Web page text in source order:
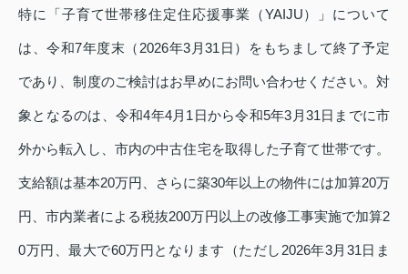
特に「子育て世帯移住定住応援事業（YAIJU）」について
は、令和7年度末（2026年3月31日）をもちまして終了予定
であり、制度のご検討はお早めにお問い合わせください。対
象となるのは、令和4年4月1日から令和5年3月31日までに市
外から転入し、市内の中古住宅を取得した子育て世帯です。
支給額は基本20万円、さらに築30年以上の物件には加算20万
円、市内業者による税抜200万円以上の改修工事実施で加算2
0万円、最大で60万円となります（ただし2026年3月31日ま